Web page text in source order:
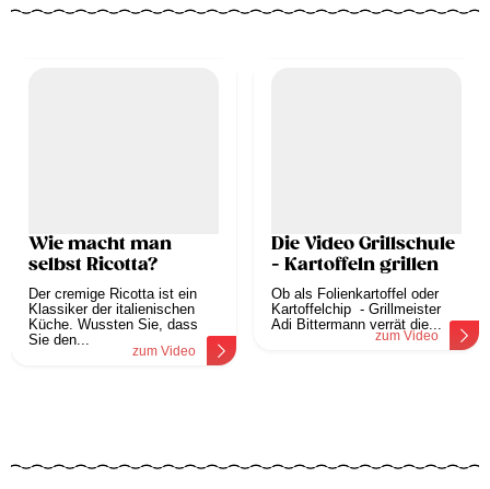
Wie macht man
selbst Ricotta?
Der cremige Ricotta ist ein
Klassiker der italienischen
Küche. Wussten Sie, dass
Sie den...
zum Video
Die Video Grillschule
- Kartoffeln grillen
Ob als Folienkartoffel oder
Kartoffelchip - Grillmeister
Adi Bittermann verrät die...
zum Video